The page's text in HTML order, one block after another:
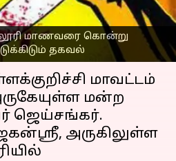
மாணவரை கொன்று
தகவல்
27, 2023 06:59 pm
மாவட்டம்
மன்ற
ஜெய்சங்கர்.
அருகிலுள்ள